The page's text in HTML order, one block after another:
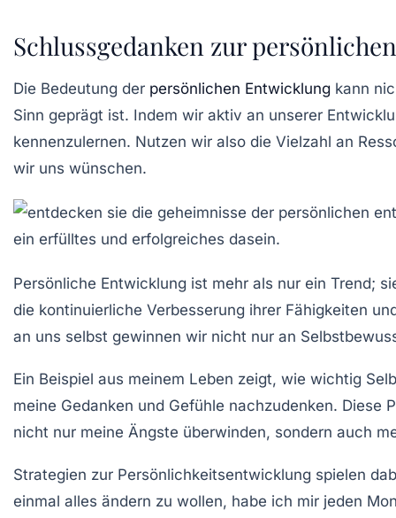
Schlussgedanken zur
Die Bedeutung der persönlichen Entwicklung kann
Sinn geprägt ist. Indem wir aktiv an unserer
kennenzulernen. Nutzen wir also die Vielzahl an
wir uns wünschen.
Persönliche Entwicklung ist mehr als nur ein Trend;
die kontinuierliche Verbesserung ihrer Fähigkeiten
an uns selbst gewinnen wir nicht nur an
Ein Beispiel aus meinem Leben zeigt, wie wichtig
meine Gedanken und Gefühle nachzudenken.
nicht nur meine Ängste überwinden, sondern auch
Strategien zur Persönlichkeitsentwicklung spielen
einmal alles ändern zu wollen, habe ich mir jeden